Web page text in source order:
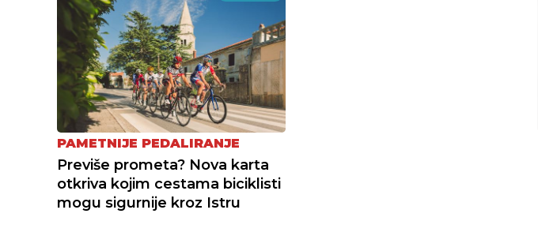
PAMETNIJE PEDALIRANJE
Previše prometa? Nova karta
otkriva kojim cestama biciklisti
mogu sigurnije kroz Istru